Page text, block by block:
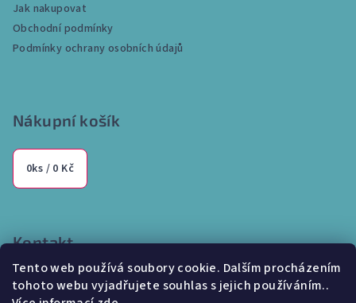
Tento web používá soubory cookie. Dalším procházením
tohoto webu vyjadřujete souhlas s jejich používáním..
Jak nakupovat
Obchodní podmínky
Podmínky ochrany osobních údajů
Nákupní košík
0ks / 0 Kč
Kontakt
info @internetparfem.cz
603 100 829